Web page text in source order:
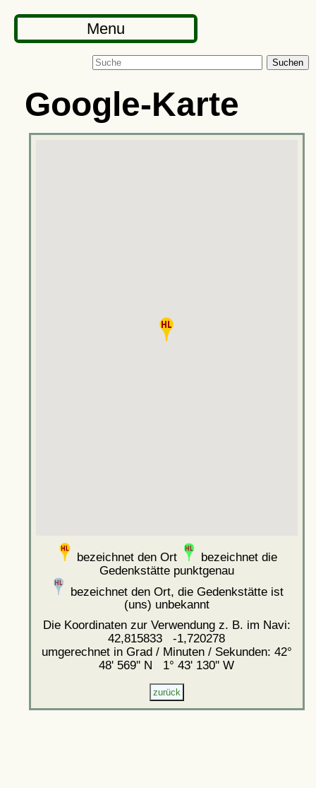
Menu
Suchen
Google-Karte
bezeichnet den Ort
bezeichnet die
Gedenkstätte punktgenau
bezeichnet den Ort, die Gedenkstätte ist
(uns) unbekannt
Die Koordinaten zur Verwendung z. B. im Navi:
42,815833 -1,720278
umgerechnet in Grad / Minuten / Sekunden: 42°
48' 569'' N 1° 43' 130'' W